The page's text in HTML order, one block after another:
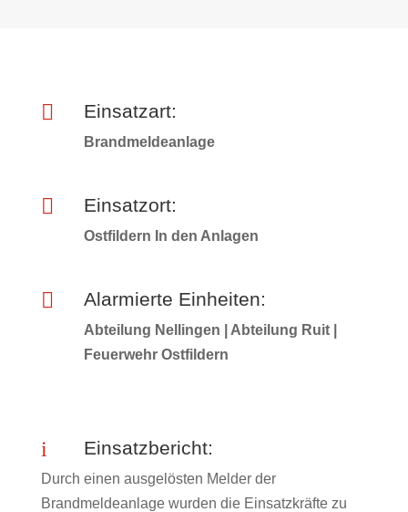
 Einsatzart:
Brandmeldeanlage
 Einsatzort:
Ostfildern In den Anlagen
 Alarmierte Einheiten:
Abteilung Nellingen | Abteilung Ruit |
Feuerwehr Ostfildern
i Einsatzbericht:
Durch einen ausgelösten Melder der
Brandmeldeanlage wurden die Einsatzkräfte zu